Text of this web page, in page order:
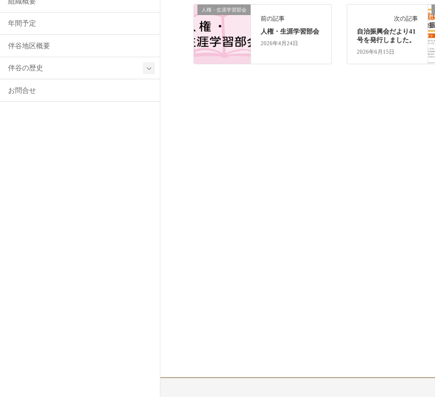
年間予定
伴谷地区概要
伴谷の歴史
お問合せ
人権・生涯学習部会
前の記事
人権・生涯学習部会
2026年4月24日
次の記事
自治振興会だより41
号を発行しました。
2026年6月15日